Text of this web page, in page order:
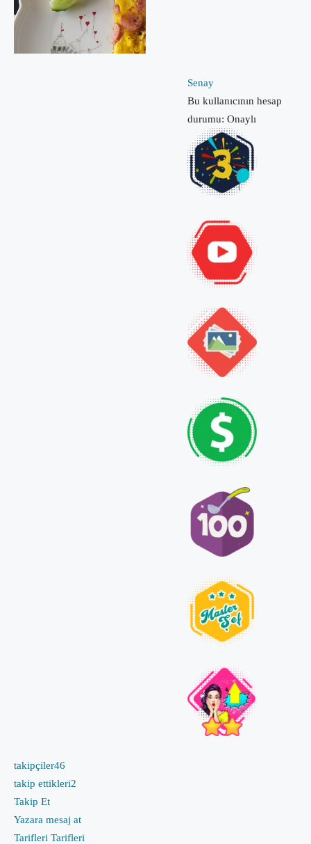
Senay
Bu kullanıcının hesap
durumu: Onaylı
takipçiler46
takip ettikleri2
Takip Et
Yazara mesaj at
Tarifleri Tarifleri